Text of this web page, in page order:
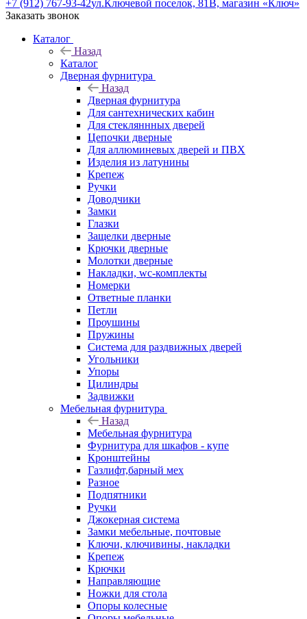
+7 (912) 767-93-42ул.Ключевой поселок, 81В, магазин «Ключ»
Заказать звонок
Каталог
Назад
Каталог
Дверная фурнитура
Назад
Дверная фурнитура
Для сантехнических кабин
Для стекляннных дверей
Цепочки дверные
Для аллюминевых дверей и ПВХ
Изделия из латунины
Крепеж
Ручки
Доводчики
Замки
Глазки
Защелки дверные
Крючки дверные
Молотки дверные
Накладки, wc-комплекты
Номерки
Ответные планки
Петли
Проушины
Пружины
Система для раздвижных дверей
Угольники
Упоры
Цилиндры
Задвижки
Мебельная фурнитура
Назад
Мебельная фурнитура
Фурнитура для шкафов - купе
Кронштейны
Газлифт,барный мех
Разное
Подпятники
Ручки
Джокерная система
Замки мебельные, почтовые
Ключи, ключивины, накладки
Крепеж
Крючки
Направляющие
Ножки для стола
Опоры колесные